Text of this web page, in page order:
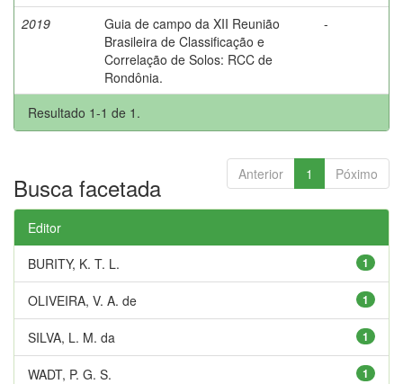
2019
Guia de campo da XII Reunião
Brasileira de Classificação e
Correlação de Solos: RCC de
Rondônia.
-
Resultado 1-1 de 1.
Anterior 1 Póximo
Busca facetada
Editor
1
BURITY, K. T. L.
1
OLIVEIRA, V. A. de
1
SILVA, L. M. da
1
WADT, P. G. S.